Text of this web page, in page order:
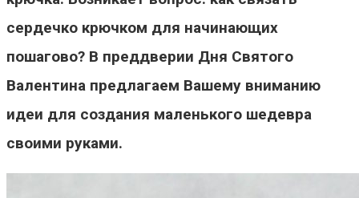
сердечко крючком для начинающих
пошагово? В преддверии Дня Святого
Валентина предлагаем Вашему вниманию
идеи для создания маленького шедевра
своими руками.